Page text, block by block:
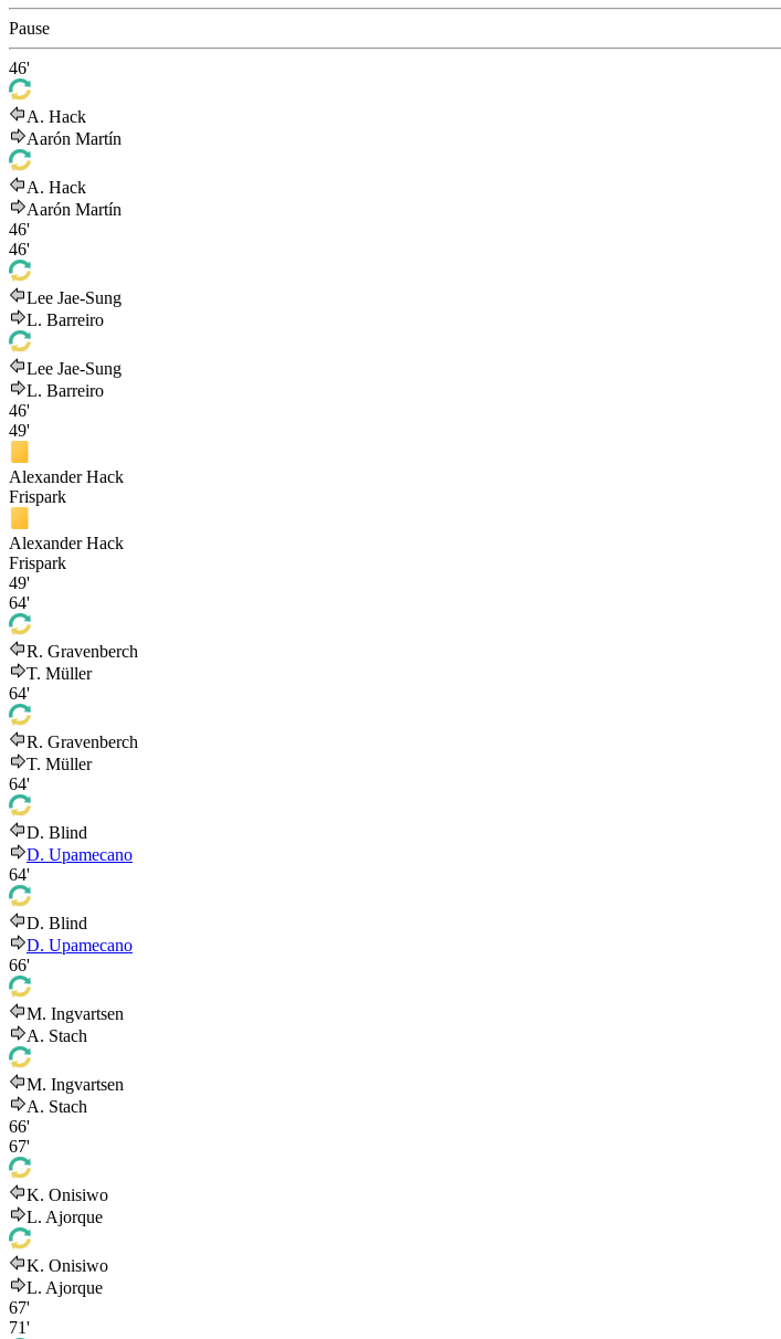
Pause
46'
A. Hack
Aarón Martín
A. Hack
Aarón Martín
46'
46'
Lee Jae-Sung
L. Barreiro
Lee Jae-Sung
L. Barreiro
46'
49'
Alexander Hack
Frispark
Alexander Hack
Frispark
49'
64'
R. Gravenberch
T. Müller
64'
R. Gravenberch
T. Müller
64'
D. Blind
D. Upamecano
64'
D. Blind
D. Upamecano
66'
M. Ingvartsen
A. Stach
M. Ingvartsen
A. Stach
66'
67'
K. Onisiwo
L. Ajorque
K. Onisiwo
L. Ajorque
67'
71'